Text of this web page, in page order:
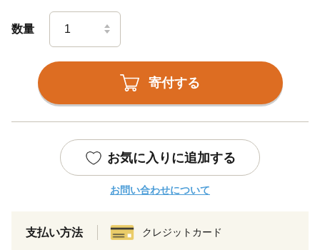
数量
寄付する
お気に入りに追加する
お問い合わせについて
支払い方法 クレジットカード